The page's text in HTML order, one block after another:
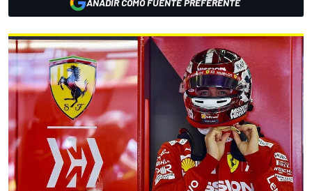
AÑADIR COMO FUENTE PREFERENTE